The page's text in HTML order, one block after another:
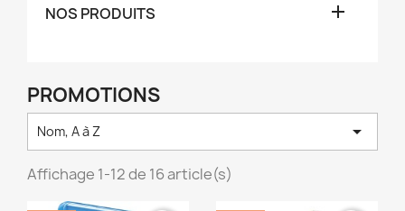
NOS PRODUITS 
PROMOTIONS
Nom, A à Z 
Affichage 1-12 de 16 article(s)